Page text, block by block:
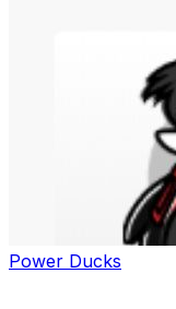
Power Ducks